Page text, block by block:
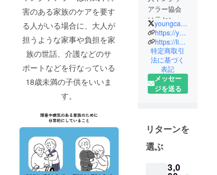
害のある家族のケアを要す
る人がいる場合に、大人が
担うような家事や負担を家
族の世話、介護などのサ
ポートなどを行なっている
18歳未満の子供をいいま
す。
アラー協会
は元ヤング
ケアラーに
よるヤング
ケアラーの
ための団体
です。ヤン
グケアラー
のオンライ
や講演会活
動を通じて
ヤングケ
行なってい
youngcarerjapan
https://youngcarerjapan.com/
https://lin.ee/vuE6gHn
特定商取引
法に基づく
表記
メッセー
ジを送る
リターンを
選ぶ
3,0